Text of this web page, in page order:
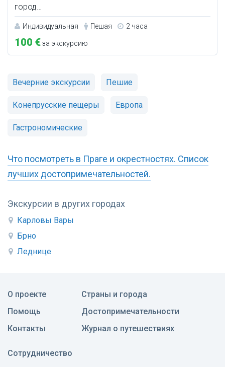
Экскурсии в других городах
Карловы Вары
Брно
Леднице
город…
Индивидуальная Пешая 2 часа
100 €за экскурсию
Вечерние экскурсии Пешие
Конепрусские пещеры Европа
Гастрономические
Что посмотреть в Праге и окрестностях. Список
лучших достопримечательностей.
О проекте
Помощь
Контакты
Страны и города
Достопримечательности
Журнал о путешествиях
Сотрудничество